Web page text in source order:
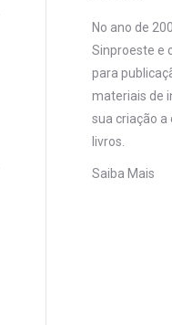
No ano de
Sinproeste e
para
materiais de
sua criação a
livros.
Saiba Mais